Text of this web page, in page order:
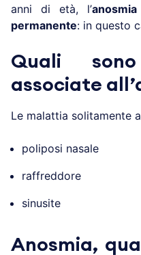
anni di età, l’anosmia
permanente: in questo
Quali
associate
Le malattia solitamente
poliposi nasale
raffreddore
sinusite
Anosmia,